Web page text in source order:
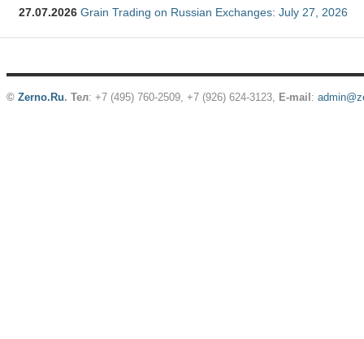
27.07.2026 Grain Trading on Russian Exchanges: July 27, 2026
© Zerno.Ru. Тел: +7 (495) 760-2509, +7 (926) 624-3123, E-mail :